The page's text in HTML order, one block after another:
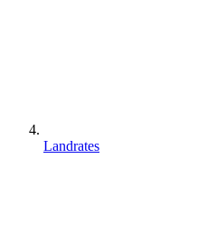
Landrates